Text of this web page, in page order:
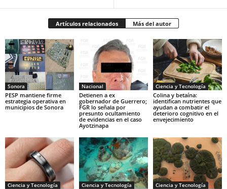
Artículos relacionados Más del autor
Sonora
PESP mantiene firme
estrategia operativa en
municipios de Sonora
Nacional
Detienen a ex
gobernador de Guerrero;
FGR lo señala por
presunto ocultamiento
de evidencias en el caso
Ayotzinapa
Ciencia y Tecnología
Colina y betaína:
identifican nutrientes que
ayudan a combatir el
deterioro cognitivo en el
envejecimiento
Ciencia y Tecnología Ciencia y Tecnología Ciencia y Tecnología